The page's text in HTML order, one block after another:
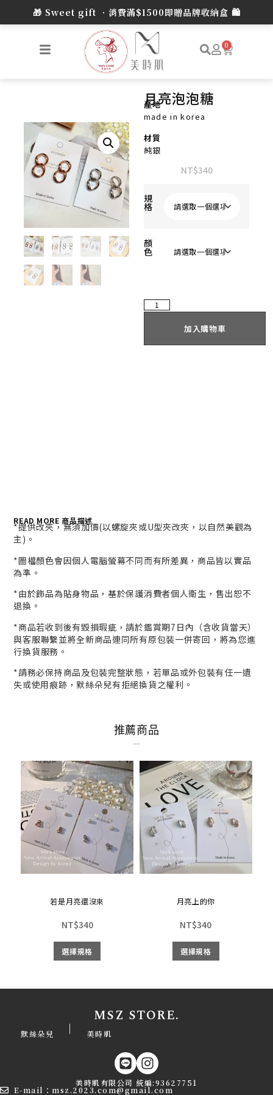
0
月亮泡泡糖
產地
made in korea
材質
純銀
NT$340
規
格
顏
色
加入購物車
READ MORE 商品描述
*提供改夾，無須加價(以螺旋夾或U型夾改夾，以自然美觀為
主)。
*圖檔顏色會因個人電腦螢幕不同而有所差異，商品皆以實品
為準。
*由於飾品為貼身物品，基於保護消費者個人衛生， 售出恕不
退換。
*商品若收到後有毀損瑕疵，請於鑑賞期7日內（含收貨當天）
與客服聯繫並將全新商品連同所有原包裝一併寄回，將為您進
行換貨服務。
*請務必保持商品及包裝完整狀態，若單品或外包裝有任一遺
失或使用痕跡，默絲朵兒有拒絕換貨之權利。
推薦商品
若是月亮還沒來
NT$340
選擇規格
月亮上的你
NT$340
選擇規格
MSZ STORE.
默絲朵兒 | 美時肌
美時肌有限公司 統編:93627751
E-mail：msz.2023.com@gmail.com